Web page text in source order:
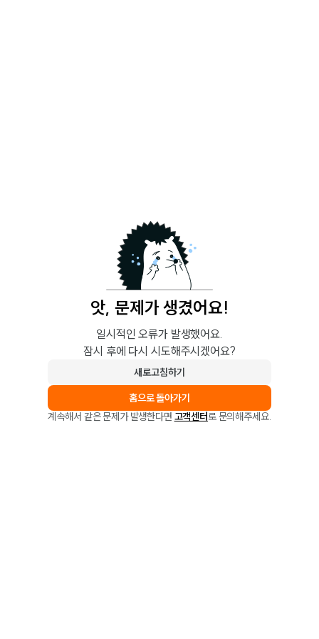
앗, 문제가 생겼어요!
일시적인 오류가 발생했어요.
잠시 후에 다시 시도해주시겠어요?
새로고침하기
홈으로 돌아가기
계속해서 같은 문제가 발생한다면 고객센터로 문의해주세요.